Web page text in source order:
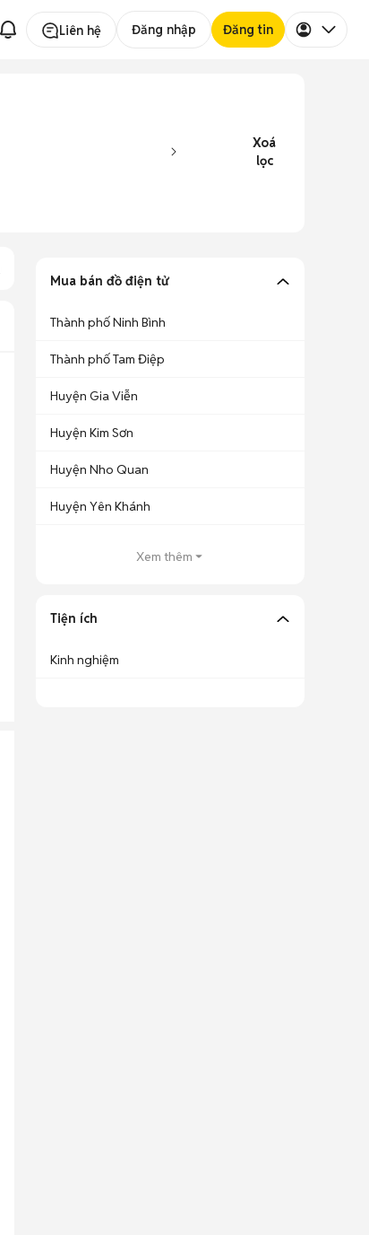
Liên hệ Đăng nhập Đăng tin
Xoá
lọc
Mua bán đồ điện tử
Thành phố Ninh Bình
Thành phố Tam Điệp
Huyện Gia Viễn
Huyện Kim Sơn
Huyện Nho Quan
Huyện Yên Khánh
Xem thêm
Tiện ích
Kinh nghiệm